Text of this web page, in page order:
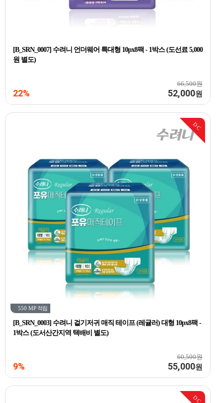
[B_SRN_0007] 수려니 언더웨어 특대형 10px8팩 - 1박스 (도선료 5,000
원 별도)
66,500원
22% 52,000원
DC
550 MP 적립
[B_SRN_0003] 수려니 겉기저귀 매직 테이프 (레귤러) 대형 10px8팩 -
1박스 (도서산간지역 택배비 별도)
60,500원
9% 55,000원
DC